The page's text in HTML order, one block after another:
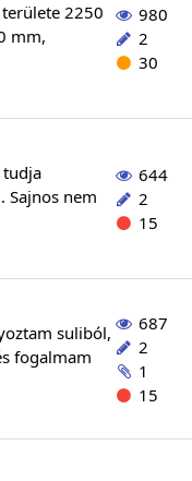
2250
mm,
980
2
30
tudja
Sajnos nem
644
2
15
suliból,
fogalmam
687
2
1
15